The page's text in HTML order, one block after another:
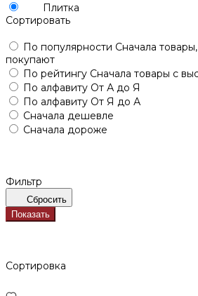
Плитка
Сортировать
По популярности Сначала
покупают
По рейтингу Сначала товары с
По алфавиту От А до Я
По алфавиту От Я до А
Сначала дешевле
Сначала дороже
Фильтр
Сбросить
Показать
Сортировка